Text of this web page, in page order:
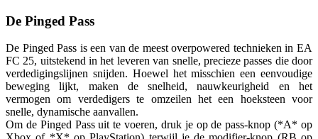
De Pinged Pass
De Pinged Pass is een van de meest overpowered technieken in EA
FC 25, uitstekend in het leveren van snelle, precieze passes die door
verdedigingslijnen snijden. Hoewel het misschien een eenvoudige
beweging lijkt, maken de snelheid, nauwkeurigheid en het
vermogen om verdedigers te omzeilen het een hoeksteen voor
snelle, dynamische aanvallen.
Om de Pinged Pass uit te voeren, druk je op de pass-knop (*A* op